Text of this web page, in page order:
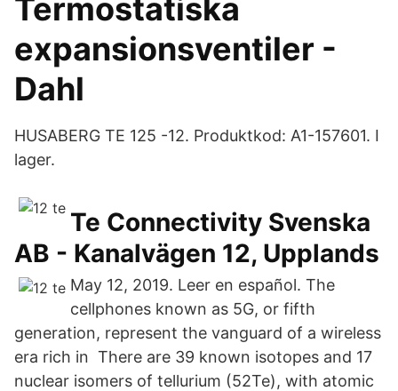
Termostatiska
expansionsventiler -
Dahl
HUSABERG TE 125 -12. Produktkod: A1-157601. I
lager.
Te Connectivity Svenska
AB - Kanalvägen 12, Upplands
May 12, 2019. Leer en español. The
cellphones known as 5G, or fifth
generation, represent the vanguard of a wireless
era rich in There are 39 known isotopes and 17
nuclear isomers of tellurium (52Te), with atomic